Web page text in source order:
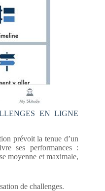
EN LIGNE
prévoit la tenue d’un
ses performances :
moyenne et maximale,
de challenges.